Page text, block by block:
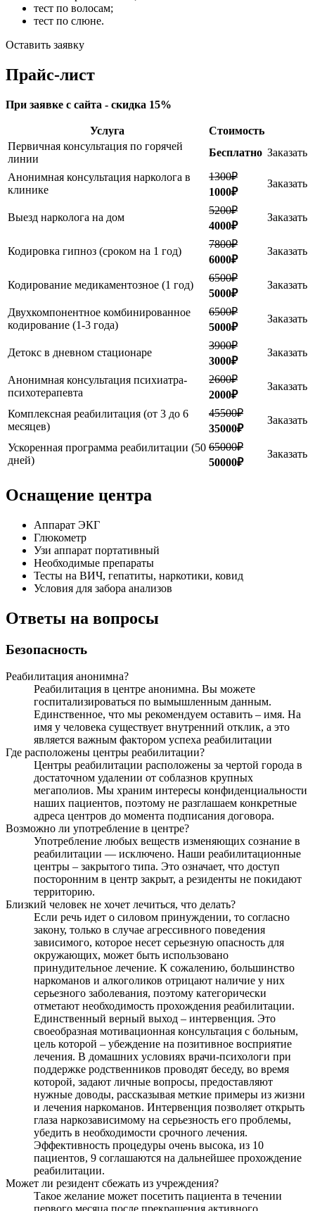
тест по волосам;
тест по слюне.
Оставить заявку
Прайс-лист
При заявке с сайта - скидка 15%
Услуга
Стоимость
Первичная консультация по горячей
линии
Бесплатно Заказать
Анонимная консультация нарколога в
клинике
1300₽
1000₽
Заказать
Выезд нарколога на дом
5200₽
4000₽
Заказать
Кодировка гипноз (сроком на 1 год)
7800₽
6000₽
Заказать
Кодирование медикаментозное (1 год)
6500₽
5000₽
Заказать
Двухкомпонентное комбинированное
кодирование (1-3 года)
6500₽
5000₽
Заказать
Детокс в дневном стационаре
3900₽
3000₽
Заказать
Анонимная консультация психиатра-
психотерапевта
2600₽
2000₽
Заказать
Комплексная реабилитация (от 3 до 6
месяцев)
45500₽
35000₽
Заказать
Ускоренная программа реабилитации (50
дней)
65000₽
50000₽
Заказать
Оснащение центра
Аппарат ЭКГ
Глюкометр
Узи аппарат портативный
Необходимые препараты
Тесты на ВИЧ, гепатиты, наркотики, ковид
Условия для забора анализов
Ответы на вопросы
Безопасность
Реабилитация анонимна?
Реабилитация в центре анонимна. Вы можете
госпитализироваться по вымышленным данным.
Единственное, что мы рекомендуем оставить – имя. На
имя у человека существует внутренний отклик, а это
является важным фактором успеха реабилитации
Где расположены центры реабилитации?
Центры реабилитации расположены за чертой города в
достаточном удалении от соблазнов крупных
мегаполиов. Мы храним интересы конфиденциальности
наших пациентов, поэтому не разглашаем конкретные
адреса центров до момента подписания договора.
Возможно ли употребление в центре?
Употребление любых веществ изменяющих сознание в
реабилитации — исключено. Наши реабилитационные
центры – закрытого типа. Это означает, что доступ
посторонним в центр закрыт, а резиденты не покидают
территорию.
Близкий человек не хочет лечиться, что делать?
Если речь идет о силовом принуждении, то согласно
закону, только в случае агрессивного поведения
зависимого, которое несет серьезную опасность для
окружающих, может быть использовано
принудительное лечение. К сожалению, большинство
наркоманов и алкоголиков отрицают наличие у них
серьезного заболевания, поэтому категорически
отметают необходимость прохождения реабилитации.
Единственный верный выход – интервенция. Это
своеобразная мотивационная консультация с больным,
цель которой – убеждение на позитивное восприятие
лечения. В домашних условиях врачи-психологи при
поддержке родственников проводят беседу, во время
которой, задают личные вопросы, предоставляют
нужные доводы, рассказывая меткие примеры из жизни
и лечения наркоманов. Интервенция позволяет открыть
глаза наркозависимому на серьезность его проблемы,
убедить в необходимости срочного лечения.
Эффективность процедуры очень высока, из 10
пациентов, 9 соглашаются на дальнейшее прохождение
реабилитации.
Может ли резидент сбежать из учреждения?
Такое желание может посетить пациента в течении